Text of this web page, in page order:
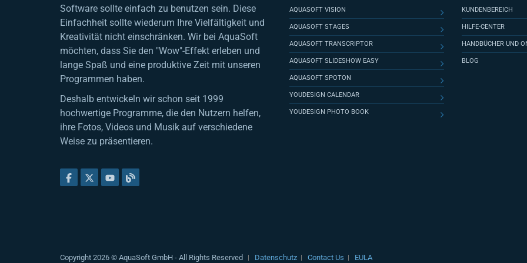
Software sollte einfach zu benutzen sein. Diese
Einfachheit sollte wiederum Ihre Vielfältigkeit und
Kreativität nicht einschränken. Wir bei AquaSoft
möchten, dass Sie den "Wow"-Effekt erleben und
lange Spaß und eine produktive Zeit mit unseren
Programmen haben.
Deshalb entwickeln wir schon seit 1999
hochwertige Programme, die den Nutzern helfen,
ihre Fotos, Videos und Musik auf verschiedene
Weise zu präsentieren.
AQUASOFT VISION
AQUASOFT STAGES
AQUASOFT TRANSCRIPTOR
AQUASOFT SLIDESHOW EASY
AQUASOFT SPOTON
YOUDESIGN CALENDAR
YOUDESIGN PHOTO BOOK
KUNDENBEREICH
HILFE-CENTER
HANDBÜCHER UND
BLOG
Copyright 2026 © AquaSoft GmbH - All Rights Reserved Datenschutz Contact Us EULA